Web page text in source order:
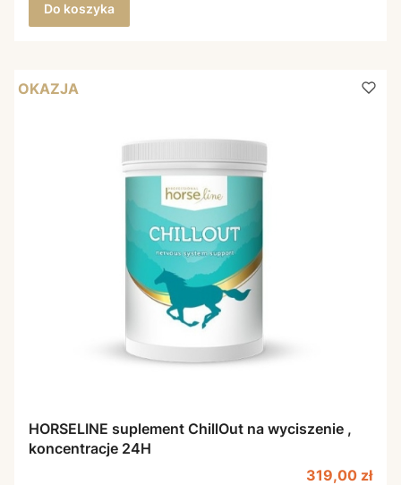
Do koszyka
OKAZJA
HORSELINE suplement ChillOut na wyciszenie ,
koncentracje 24H
Cena
319,00 zł